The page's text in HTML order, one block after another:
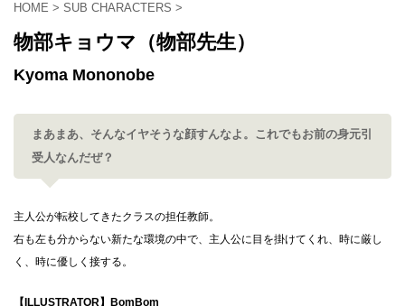
HOME > SUB CHARACTERS >
物部キョウマ（物部先生）
Kyoma Mononobe
まあまあ、そんなイヤそうな顔すんなよ。これでもお前の身元引
受人なんだぜ？
主人公が転校してきたクラスの担任教師。
右も左も分からない新たな環境の中で、主人公に目を掛けてくれ、時に厳し
く、時に優しく接する。
【ILLUSTRATOR】BomBom